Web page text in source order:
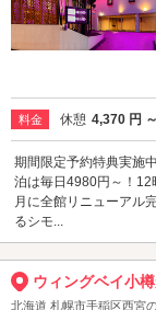
料金 休憩 4,370 円 ～
期間限定予約特典実施
泊は毎日4980円～！12
月に全館リニューアル
るシモ...
ウィングベイ小
北海道 札幌市手稲区西宮